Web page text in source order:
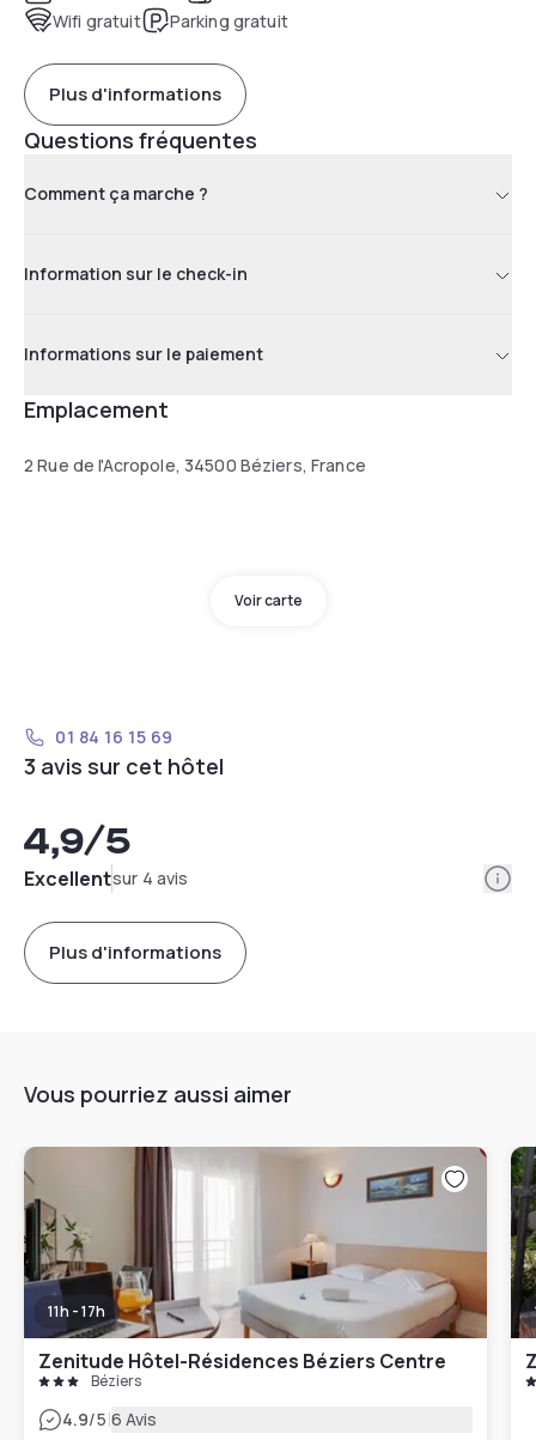
Wifi gratuit
Parking gratuit
Plus d'informations
Questions fréquentes
Comment ça marche ?
Information sur le check-in
Informations sur le paiement
Emplacement
2 Rue de l'Acropole, 34500 Béziers, France
Voir carte
01 84 16 15 69
3 avis sur cet hôtel
4,9/5
Excellentsur 4 avis
Plus d'informations
Vous pourriez aussi aimer
11h - 17h
Zenitude Hôtel-Résidences Béziers Centre
Béziers
4.9/5|6 Avis